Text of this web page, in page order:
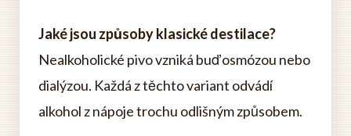
Jaké jsou způsoby klasické destilace?
Nealkoholické pivo vzniká buď osmózou nebo
dialýzou. Každá z těchto variant odvádí
alkohol z nápoje trochu odlišným způsobem.